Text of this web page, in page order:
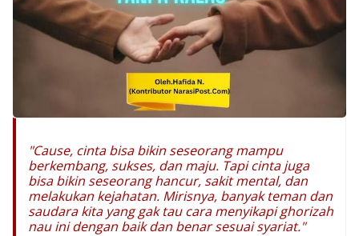
"Cause, cinta bisa bikin seseorang mampu
berkembang, sukses, dan maju. Tapi cinta juga
bisa bikin seseorang hancur, sakit mental, dan
melakukan kejahatan. Mirisnya, banyak teman dan
saudara kita yang gak tau cara menyikapi ghorizah
nau ini dengan baik dan benar sesuai syariat."